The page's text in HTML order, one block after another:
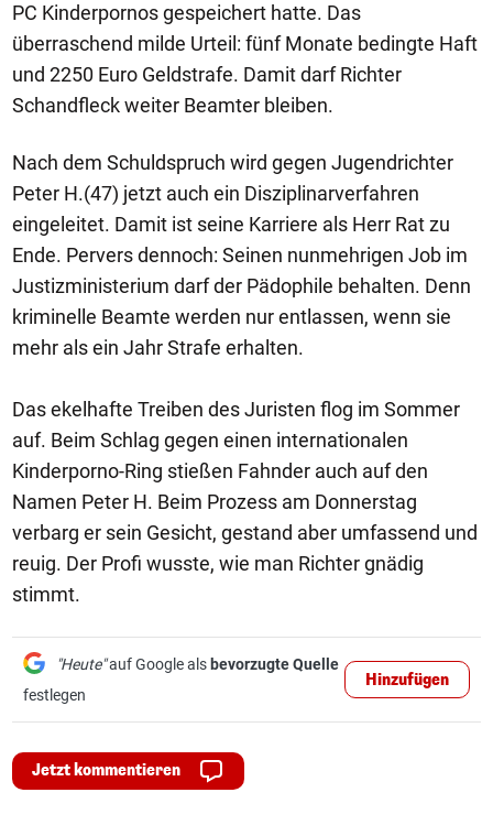
PC Kinderpornos gespeichert hatte. Das
überraschend milde Urteil: fünf Monate bedingte Haft
und 2250 Euro Geldstrafe. Damit darf Richter
Schandfleck weiter Beamter bleiben.
Nach dem Schuldspruch wird gegen Jugendrichter
Peter H.(47) jetzt auch ein Disziplinarverfahren
eingeleitet. Damit ist seine Karriere als Herr Rat zu
Ende. Pervers dennoch: Seinen nunmehrigen Job im
Justizministerium darf der Pädophile behalten. Denn
kriminelle Beamte werden nur entlassen, wenn sie
mehr als ein Jahr Strafe erhalten.
Das ekelhafte Treiben des Juristen flog im Sommer
auf. Beim Schlag gegen einen internationalen
Kinderporno-Ring stießen Fahnder auch auf den
Namen Peter H. Beim Prozess am Donnerstag
verbarg er sein Gesicht, gestand aber umfassend und
reuig. Der Profi wusste, wie man Richter gnädig
stimmt.
"Heute"auf Google als bevorzugte Quelle
festlegen
Hinzufügen
Jetzt kommentieren